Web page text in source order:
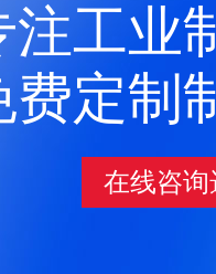
注工业
费定制
在线咨询